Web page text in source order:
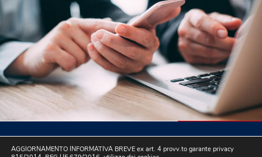
AGGIORNAMENTO INFORMATIVA BREVE ex art. 4 provv.to garante privacy